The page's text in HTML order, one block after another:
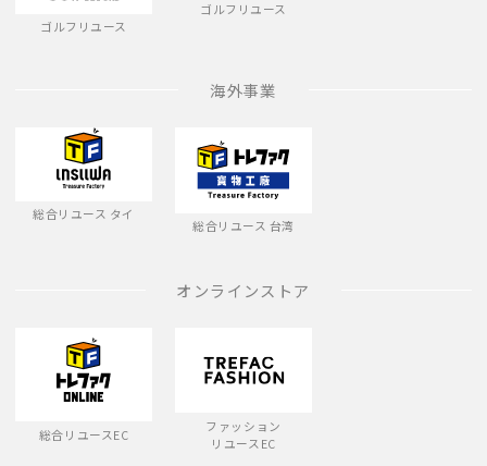
ゴルフリユース
ゴルフリユース
海外事業
総合リユース タイ
総合リユース 台湾
オンラインストア
総合リユースEC
ファッション
リユースEC